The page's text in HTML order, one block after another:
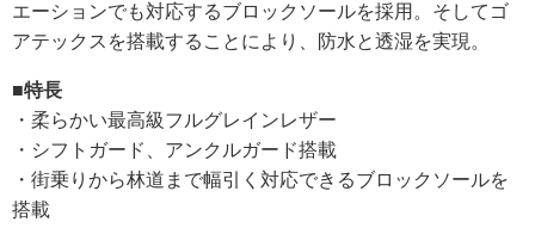
エーションでも対応するブロックソールを採用。そしてゴ
アテックスを搭載することにより、防水と透湿を実現。
■特長
・柔らかい最高級フルグレインレザー
・シフトガード、アンクルガード搭載
・街乗りから林道まで幅引く対応できるブロックソールを
搭載